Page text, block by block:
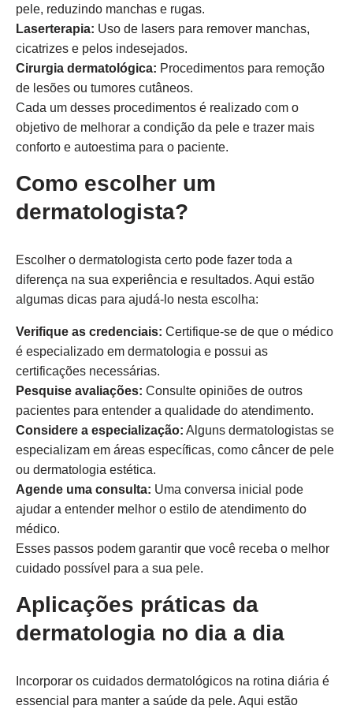
pele, reduzindo manchas e rugas.
Laserterapia: Uso de lasers para remover manchas,
cicatrizes e pelos indesejados.
Cirurgia dermatológica: Procedimentos para remoção
de lesões ou tumores cutâneos.
Cada um desses procedimentos é realizado com o
objetivo de melhorar a condição da pele e trazer mais
conforto e autoestima para o paciente.
Como escolher um
dermatologista?
Escolher o dermatologista certo pode fazer toda a
diferença na sua experiência e resultados. Aqui estão
algumas dicas para ajudá-lo nesta escolha:
Verifique as credenciais: Certifique-se de que o médico
é especializado em dermatologia e possui as
certificações necessárias.
Pesquise avaliações: Consulte opiniões de outros
pacientes para entender a qualidade do atendimento.
Considere a especialização: Alguns dermatologistas se
especializam em áreas específicas, como câncer de pele
ou dermatologia estética.
Agende uma consulta: Uma conversa inicial pode
ajudar a entender melhor o estilo de atendimento do
médico.
Esses passos podem garantir que você receba o melhor
cuidado possível para a sua pele.
Aplicações práticas da
dermatologia no dia a dia
Incorporar os cuidados dermatológicos na rotina diária é
essencial para manter a saúde da pele. Aqui estão